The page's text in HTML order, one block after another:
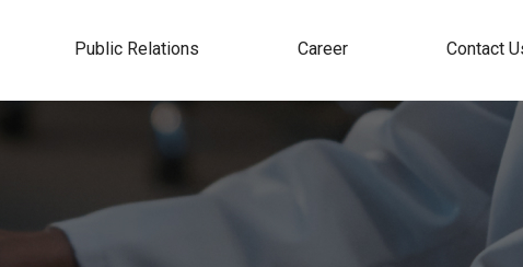
Public Relations Career Contact